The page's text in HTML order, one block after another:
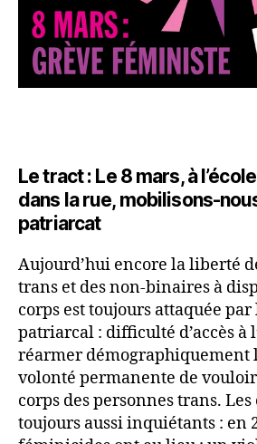
Le tract : Le 8 mars, à
dans la rue, mobilisons-
patriarcat
Aujourd’hui encore la liberté
trans et des non-binaires à
corps est toujours attaquée par
patriarcal : difficulté d’accès à
réarmer démographiquement
volonté permanente de
corps des personnes trans.
toujours aussi inquiétants : en